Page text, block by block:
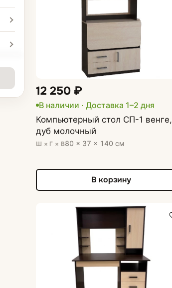
12 250 ₽
В наличии · Доставка 1–2 дня
Компьютерный стол СП-1 венге,
дуб молочный
Ш × Г × В80 × 37 × 140 см
В корзину